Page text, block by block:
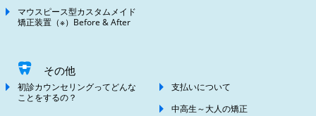
マウスピース型カスタムメイド
矯正装置（※）Before & After
その他
初診カウンセリングってどんな
ことをするの？
支払いについて
中高生～大人の矯正